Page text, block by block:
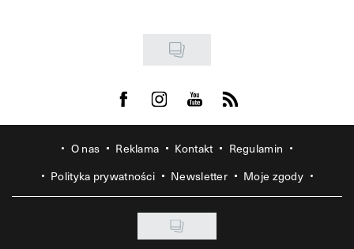
Visit us on Facebook
Visit us on Instagram
Visit us on Youtube
Visit us on Rss
O nas Reklama Kontakt
Regulamin
Polityka prywatności
Newsletter Moje zgody